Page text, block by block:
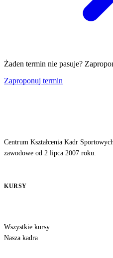
Żaden termin nie pasuje?
Zaproponuj termin
Centrum Kształcenia Kadr
zawodowe od 2 lipca 2007 roku.
KURSY
Wszystkie kursy
Nasza kadra